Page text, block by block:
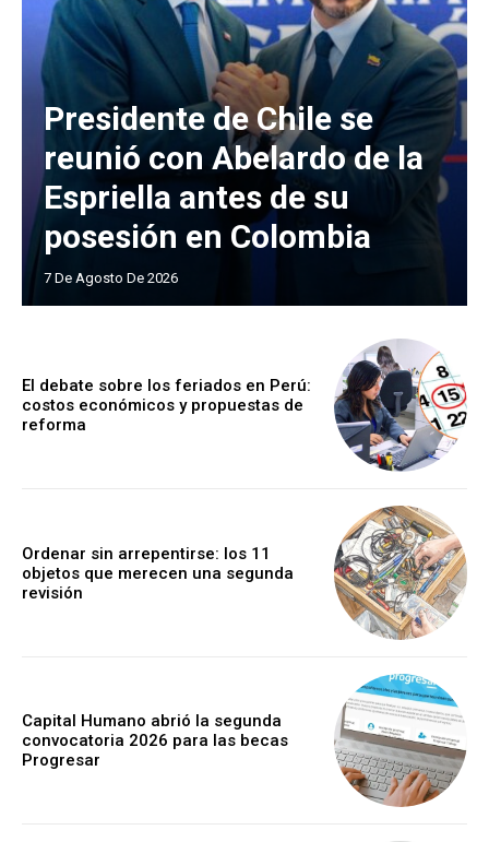
Presidente de Chile se
reunió con Abelardo de la
Espriella antes de su
posesión en Colombia
7 De Agosto De 2026
El debate sobre los feriados en Perú:
costos económicos y propuestas de
reforma
Ordenar sin arrepentirse: los 11
objetos que merecen una segunda
revisión
Capital Humano abrió la segunda
convocatoria 2026 para las becas
Progresar